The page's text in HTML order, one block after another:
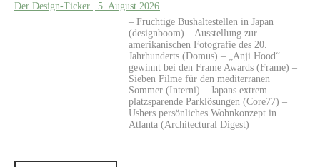
Der Design-Ticker | 5. August 2026
– Fruchtige Bushaltestellen in Japan
(designboom) – Ausstellung zur
amerikanischen Fotografie des 20.
Jahrhunderts (Domus) – „Anji Hood“
gewinnt bei den Frame Awards (Frame) –
Sieben Filme für den mediterranen
Sommer (Interni) – Japans extrem
platzsparende Parklösungen (Core77) –
Ushers persönliches Wohnkonzept in
Atlanta (Architectural Digest)